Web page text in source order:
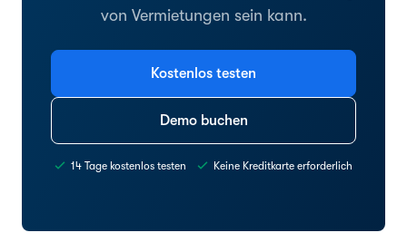
von Vermietungen sein kann.
Kostenlos testen
Demo buchen
14 Tage kostenlos testen Keine Kreditkarte erforderlich